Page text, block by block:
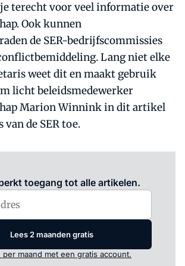
je terecht voor veel informatie over
Ook kunnen
de SER-bedrijfscommissies
Lang niet elke
weet dit en maakt gebruik
licht beleidsmedewerker
Marion Winnink in dit artikel
de SER toe.
toegang tot alle artikelen.
Lees 2 maanden gratis
maand met een gratis account.